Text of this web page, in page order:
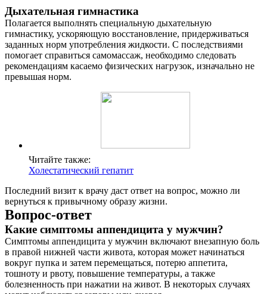
Дыхательная гимнастика
Полагается выполнять специальную дыхательную
гимнастику, ускоряющую восстановление, придерживаться
заданных норм употребления жидкости. С последствиями
помогает справиться самомассаж, необходимо следовать
рекомендациям касаемо физических нагрузок, изначально не
превышая норм.
Читайте также:
Холестатический гепатит
Последний визит к врачу даст ответ на вопрос, можно ли
вернуться к привычному образу жизни.
Вопрос-ответ
Какие симптомы аппендицита у мужчин?
Симптомы аппендицита у мужчин включают внезапную боль
в правой нижней части живота, которая может начинаться
вокруг пупка и затем перемещаться, потерю аппетита,
тошноту и рвоту, повышение температуры, а также
болезненность при нажатии на живот. В некоторых случаях